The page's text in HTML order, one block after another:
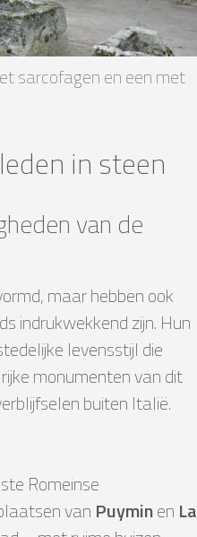
sarcofagen en een met
in steen
van de
maar hebben ook
indrukwekkend zijn. Hun
levensstijl die
monumenten van dit
buiten Italië.
Romeinse
van Puyminen La